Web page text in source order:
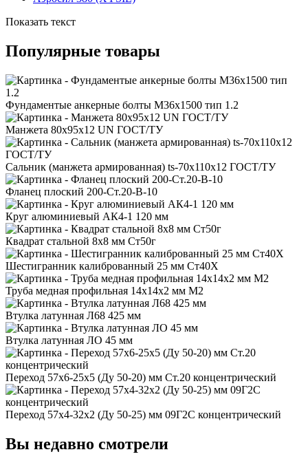
Показать текст
Популярные товары
Фундаментые анкерные болты М36x1500 тип 1.2
Манжета 80x95x12 UN ГОСТ/ТУ
Сальник (манжета армированная) ts-70x110x12 ГОСТ/ТУ
Фланец плоский 200-Ст.20-В-10
Круг алюминиевый АК4-1 120 мм
Квадрат стальной 8x8 мм Ст50г
Шестигранник калиброванный 25 мм Ст40Х
Труба медная профильная 14x14x2 мм М2
Втулка латунная Л68 425 мм
Втулка латунная ЛО 45 мм
Переход 57x6-25x5 (Ду 50-20) мм Ст.20 концентрический
Переход 57x4-32x2 (Ду 50-25) мм 09Г2С концентрический
Вы недавно смотрели